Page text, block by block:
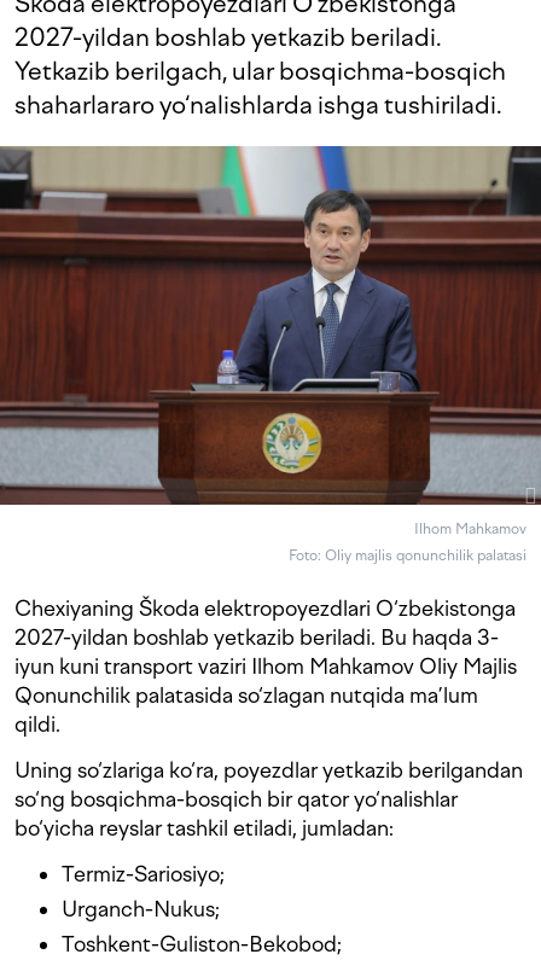
2027-yildan boshlab yetkazib beriladi.
Yetkazib berilgach, ular bosqichma-bosqich
shaharlararo yo‘nalishlarda ishga tushiriladi.
Ilhom Mahkamov
Foto: Oliy majlis qonunchilik palatasi
Chexiyaning Škoda elektropoyezdlari O‘zbekistonga
2027-yildan boshlab yetkazib beriladi. Bu haqda 3-
iyun kuni transport vaziri Ilhom Mahkamov Oliy Majlis
Qonunchilik palatasida so‘zlagan nutqida ma’lum
qildi.
Uning so‘zlariga ko‘ra, poyezdlar yetkazib berilgandan
so‘ng bosqichma-bosqich bir qator yo‘nalishlar
bo‘yicha reyslar tashkil etiladi, jumladan:
Termiz-Sariosiyo;
Urganch-Nukus;
Toshkent-Guliston-Bekobod;